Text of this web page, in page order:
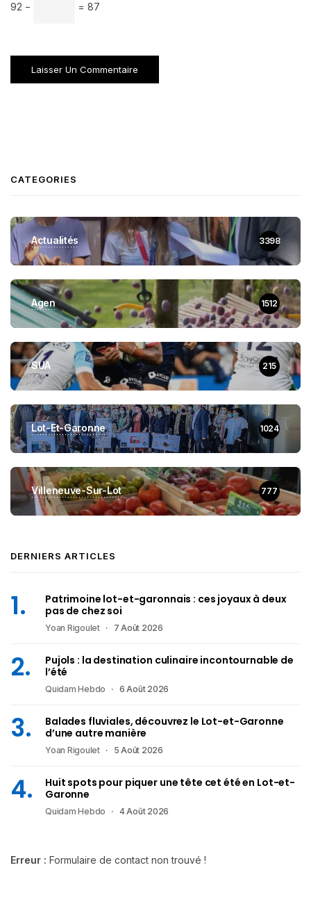
92 − = 87
CATEGORIES
Actualités 3398
Agen 1512
SUA 215
Lot-Et-Garonne 1024
Villeneuve-Sur-Lot 777
DERNIERS ARTICLES
Patrimoine lot-et-garonnais : ces joyaux à deux
pas de chez soi
Yoan Rigoulet 7 Août 2026
Pujols : la destination culinaire incontournable de
l’été
Quidam Hebdo 6 Août 2026
Balades fluviales, découvrez le Lot-et-Garonne
d’une autre manière
Yoan Rigoulet 5 Août 2026
Huit spots pour piquer une tête cet été en Lot-et-
Garonne
Quidam Hebdo 4 Août 2026
Erreur : Formulaire de contact non trouvé !